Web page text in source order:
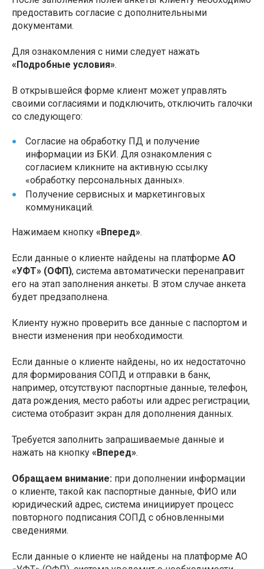
предоставить согласие с дополнительными
документами.
Для ознакомления с ними следует нажать
«Подробные условия».
В открывшейся форме клиент может управлять
своими согласиями и подключить, отключить галочки
со следующего:
Согласие на обработку ПД и получение
информации из БКИ. Для ознакомления с
согласием кликните на активную ссылку
«обработку персональных данных».
Получение сервисных и маркетинговых
коммуникаций.
Нажимаем кнопку «Вперед».
Если данные о клиенте найдены на платформе АО
«УФТ» (ОФП), система автоматически перенаправит
его на этап заполнения анкеты. В этом случае анкета
будет предзаполнена.
Клиенту нужно проверить все данные с паспортом и
внести изменения при необходимости.
Если данные о клиенте найдены, но их недостаточно
для формирования СОПД и отправки в банк,
например, отсутствуют паспортные данные, телефон,
дата рождения, место работы или адрес регистрации,
система отобразит экран для дополнения данных.
Требуется заполнить запрашиваемые данные и
нажать на кнопку «Вперед».
Обращаем внимание: при дополнении информации
о клиенте, такой как паспортные данные, ФИО или
юридический адрес, система инициирует процесс
повторного подписания СОПД с обновленными
сведениями.
Если данные о клиенте не найдены на платформе АО